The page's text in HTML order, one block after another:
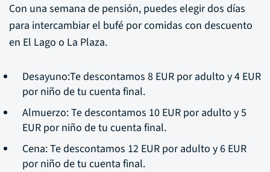
Con una semana de pensión, puedes elegir dos días
para intercambiar el bufé por comidas con descuento
en El Lago o La Plaza.
Desayuno:Te descontamos 8 EUR por adulto y 4 EUR
por niño de tu cuenta final.
Almuerzo: Te descontamos 10 EUR por adulto y 5
EUR por niño de tu cuenta final.
Cena: Te descontamos 12 EUR por adulto y 6 EUR
por niño de tu cuenta final.